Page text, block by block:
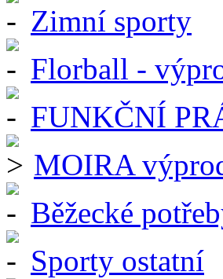
Zimní sporty
Florball -
FUNKČNÍ
MOIRA
Běžecké
Sporty ostatní